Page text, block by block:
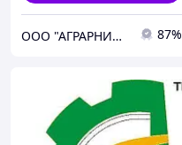
ООО "АГРАРНИК ТС", г. Харьков 87%